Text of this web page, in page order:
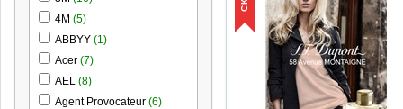
4M (5)
ABBYY (1)
Acer (7)
AEL (8)
Agent Provocateur (6)